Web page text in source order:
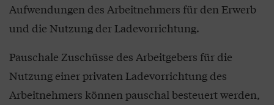
Aufwendungen des Arbeitnehmers für den Erwerb
und die Nutzung der Ladevorrichtung.
Pauschale Zuschüsse des Arbeitgebers für die
Nutzung einer privaten Ladevorrich­tung des
Arbeitnehmers können pauschal besteuert werden,